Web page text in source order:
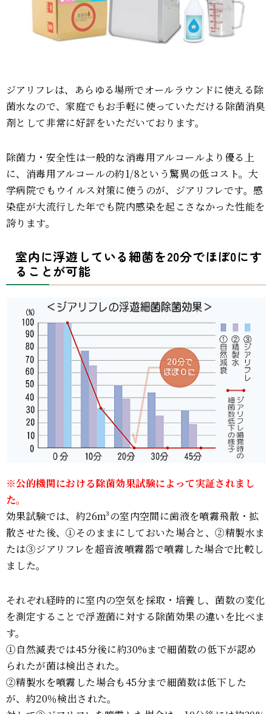
ジアリフレは、あらゆる場所でオールラウンドに使える除
菌水なので、家庭でもお手軽に使っていただける除菌消臭
剤として非常に好評をいただいております。
除菌力・安全性は一般的な消毒用アルコールより優る上
に、消毒用アルコールの約1/8という驚異の低コスト。大
学病院でもウイルス対策に使うのが、ジアリフレです。感
染症が大流行した年でも院内感染を起こさなかった性能を
誇ります。
室内に浮遊している細菌を20分でほぼ0にす
ることが可能
※公的機関における除菌効果試験によって実証されまし
た。
効果試験では、約26m³の室内空間に歯液を噴霧飛散・拡
散させた後、①そのままにしておいた場合と、②精製水ま
たは③ジアリフレを超音波噴霧器で噴霧した場合で比較し
ました。
それぞれ経時的に室内の空気を採取・培養し、菌数の変化
を測定することで浮遊菌に対する除菌効果の違いを比べま
す。
①自然減表では45分後に約30%まで細菌数の低下が認め
られたが菌は検出された。
②精製水を噴霧した場合も45分まで細菌数は低下した
が、約20％検出された。